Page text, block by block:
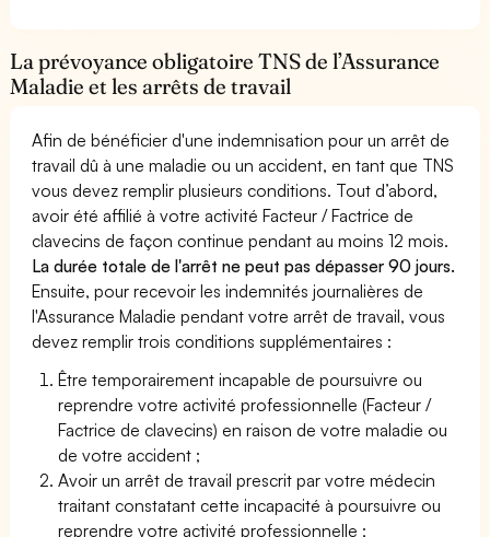
La prévoyance obligatoire TNS de l’Assurance
Maladie et les arrêts de travail
Afin de bénéficier d'une indemnisation pour un arrêt de
travail dû à une maladie ou un accident, en tant que TNS
vous devez remplir plusieurs conditions. Tout d’abord,
avoir été affilié à votre activité Facteur / Factrice de
clavecins de façon continue pendant au moins 12 mois.
La durée totale de l'arrêt ne peut pas dépasser 90 jours.
Ensuite, pour recevoir les indemnités journalières de
l'Assurance Maladie pendant votre arrêt de travail, vous
devez remplir trois conditions supplémentaires :
Être temporairement incapable de poursuivre ou
reprendre votre activité professionnelle (Facteur /
Factrice de clavecins) en raison de votre maladie ou
de votre accident ;
Avoir un arrêt de travail prescrit par votre médecin
traitant constatant cette incapacité à poursuivre ou
reprendre votre activité professionnelle ;